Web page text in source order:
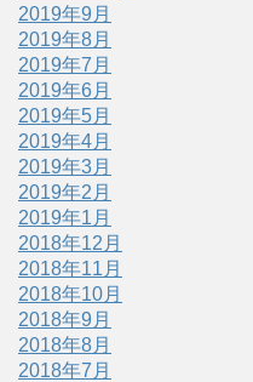
2019年9月
2019年8月
2019年7月
2019年6月
2019年5月
2019年4月
2019年3月
2019年2月
2019年1月
2018年12月
2018年11月
2018年10月
2018年9月
2018年8月
2018年7月